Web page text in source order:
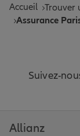
Accueil Trouver
Assurance
Suivez-
Allianz